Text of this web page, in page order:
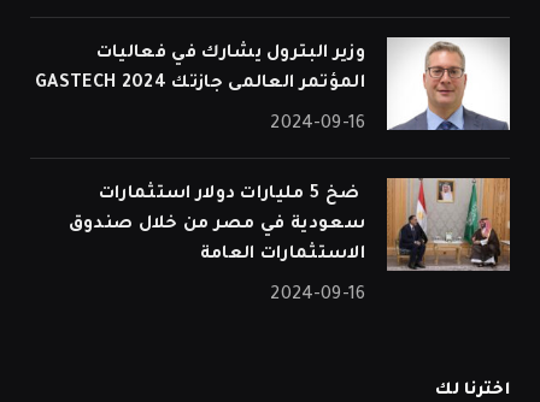
وزير البترول يشارك في فعاليات
المؤتمر العالمى جازتك 2024 GASTECH
2024-09-16
⁠ ضخ 5 مليارات دولار استثمارات
سعودية في مصر من خلال صندوق
الاستثمارات العامة
2024-09-16
اخترنا لك